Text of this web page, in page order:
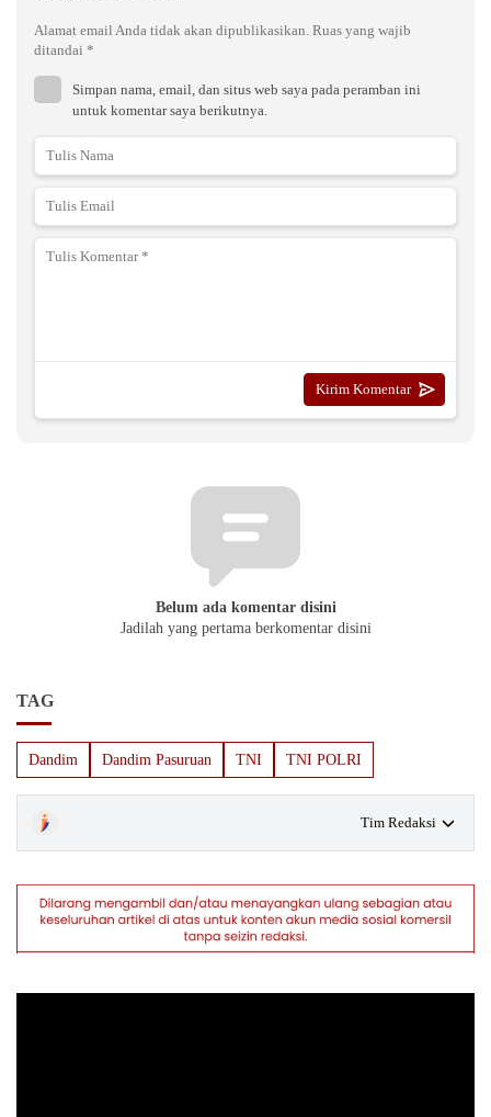
Alamat email Anda tidak akan dipublikasikan. Ruas yang wajib
ditandai *
Simpan nama, email, dan situs web saya pada peramban ini
untuk komentar saya berikutnya.
Belum ada komentar disini
Jadilah yang pertama berkomentar disini
TAG
Dandim Dandim Pasuruan TNI TNI POLRI
Tim Redaksi